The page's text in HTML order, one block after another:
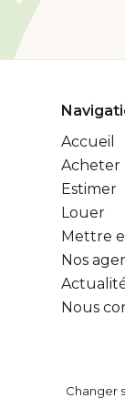
Accueil
Acheter
Estimer
Louer
Mettre
Nos
Nous
Changer